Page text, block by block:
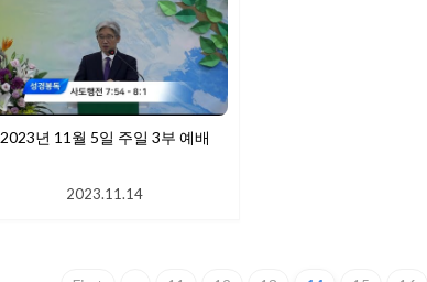
2023년 11월 5일 주일 3부 예배
2023.11.14